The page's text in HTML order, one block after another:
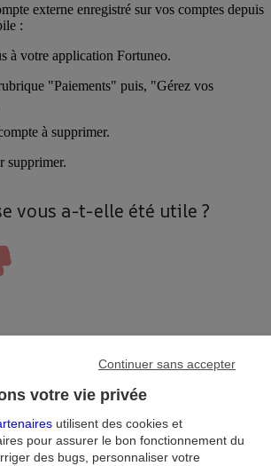
externe enregistré sur vos comptes depuis
:
à votre application Fortuneo.
"Paiements" puis, "Gérez vos
à supprimer.
supprimer.
vous a-t-elle été utile ?
un compte externe / un IBAN ?
votre vie privée
utilisent des cookies et
pour assurer le bon fonctionnement du
des bugs, personnaliser votre
Continuer sans accepter